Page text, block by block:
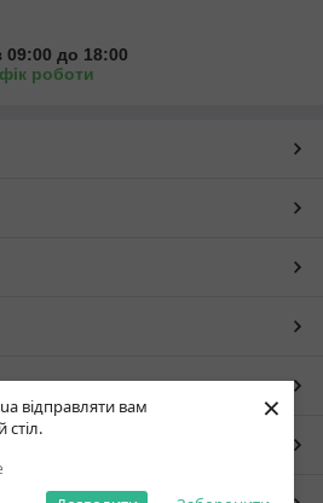
відправляти вам
×
09:00 до 18:00
роботи